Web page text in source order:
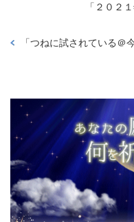
「 ２０２
「つねに試されている＠